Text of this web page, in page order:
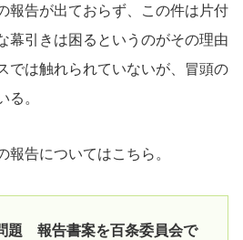
報告が出ておらず、この件は片付
幕引きは困るというのがその理由
では触れられていないが、冒頭の
る。
報告についてはこちら。
題 報告書案を百条委員会で